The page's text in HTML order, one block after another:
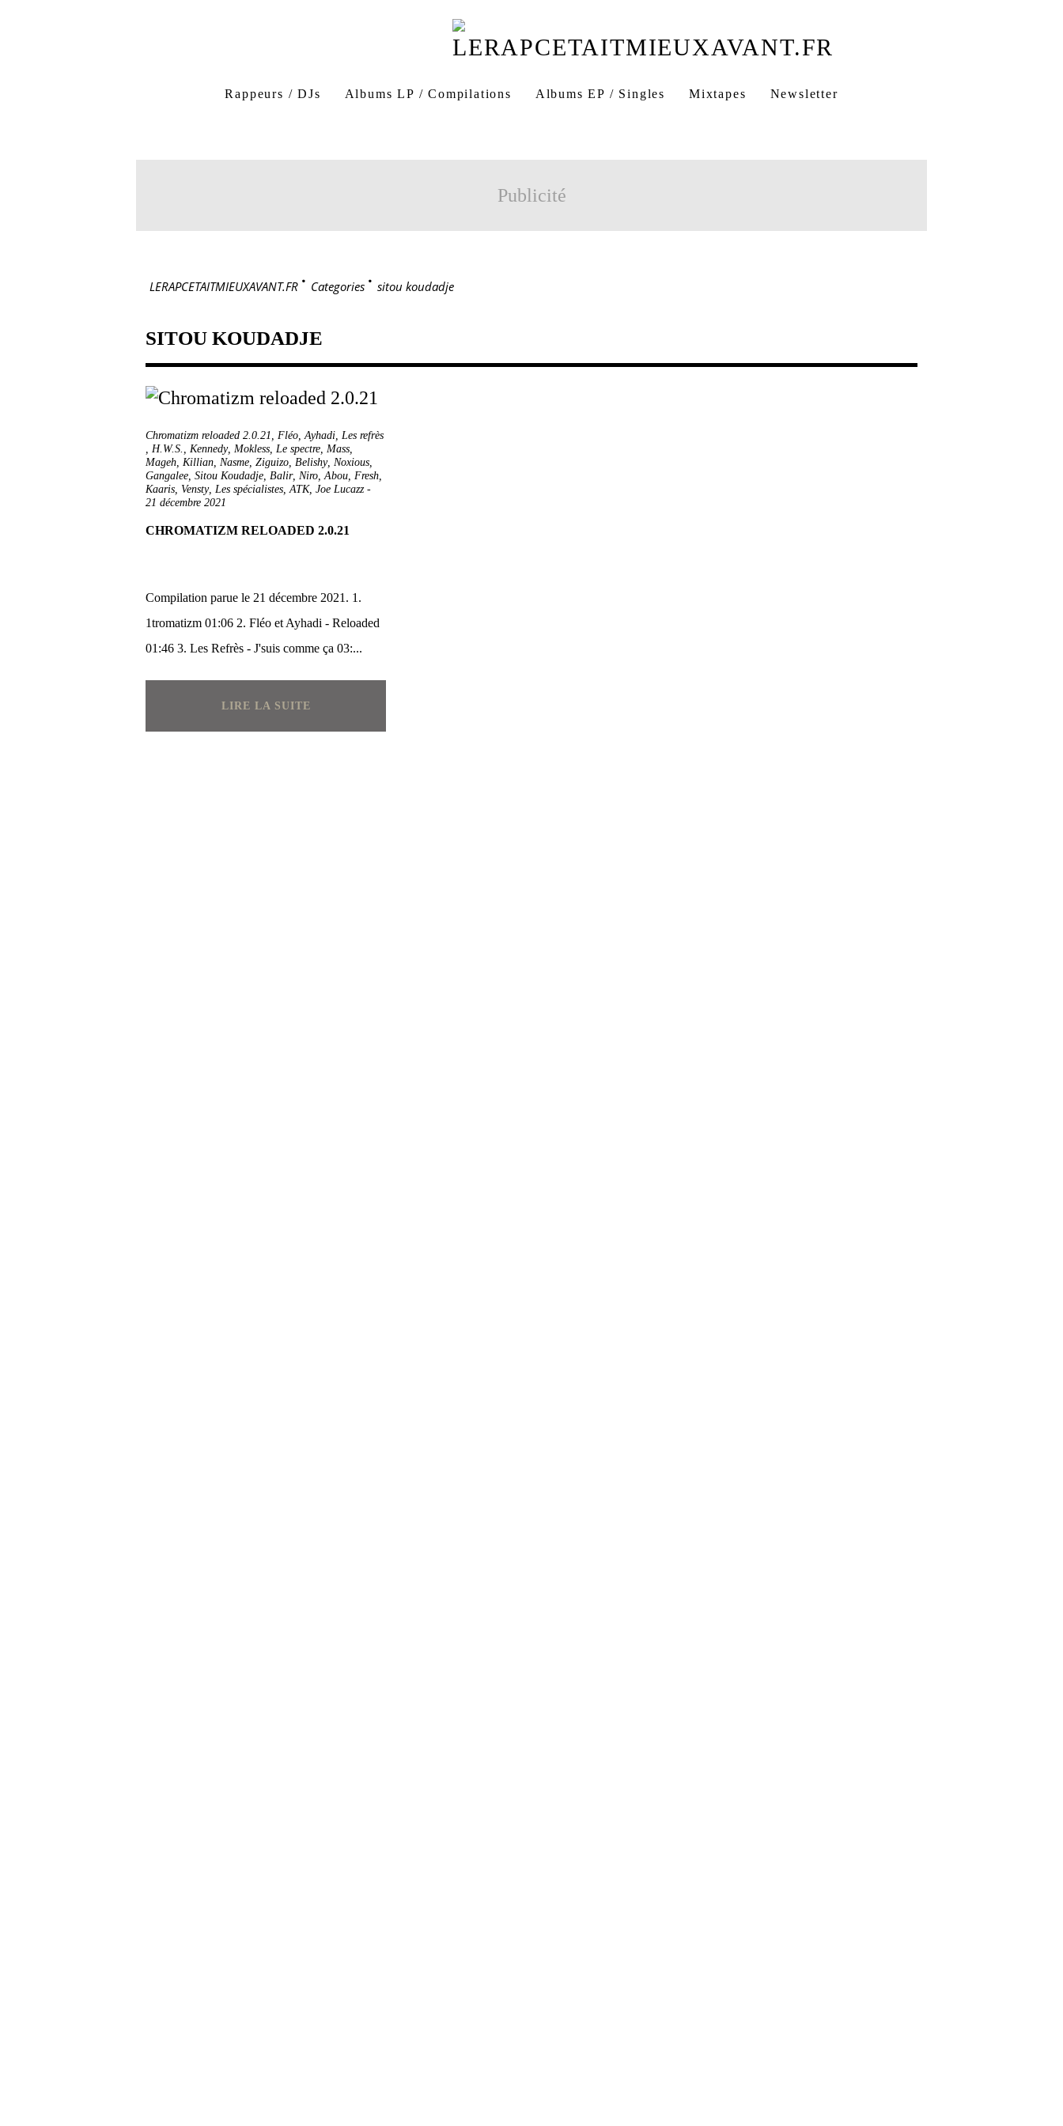
Rappeurs / DJs Albums LP / Compilations Albums EP / Singles Mixtapes Newsletter
Publicité
LERAPCETAITMIEUXAVANT.FR > Categories > sitou koudadje
SITOU KOUDADJE
Chromatizm reloaded 2.0.21, Fléo,Ayhadi, Les refrès
, H.W.S. , Kennedy, Mokless, Le spectre, Mass,
Mageh, Killian, Nasme, Ziguizo, Belishy, Noxious,
Gangalee, Sitou Koudadje, Balir, Niro,Abou, Fresh,
Kaaris, Vensty, Les spécialistes,ATK, Joe Lucazz-
21 décembre 2021
CHROMATIZM RELOADED 2.0.21
Compilation parue le 21 décembre 2021. 1.
1tromatizm 01:06 2. Fléo et Ayhadi - Reloaded
01:46 3. Les Refrès - J'suis comme ça 03:...
LIRE LA SUITE